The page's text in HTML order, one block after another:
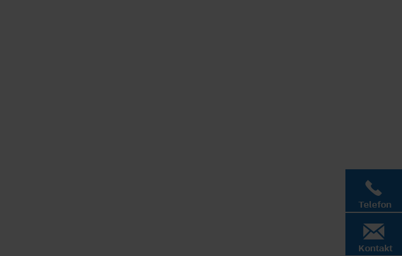
Telefon
Kontakt